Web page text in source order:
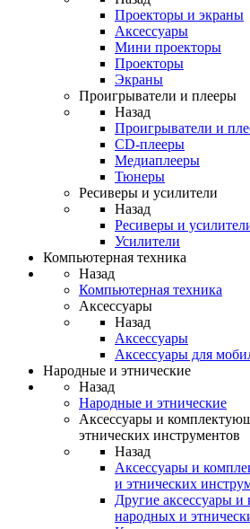
Проекторы и экраны
Аксессуары
Мини проекторы
Проекторы
Экраны
Проигрыватели и плееры
Назад
Проигрыватели и
CD-плееры
Медиаплееры
Тюнеры
Ресиверы и усилители
Назад
Ресиверы и
Усилители
Компьютерная техника
Назад
Компьютерная техника
Аксессуары
Назад
Аксессуары
Аксессуары для
Народные и этнические
Назад
Народные и этнические
Аксессуары и
этнических инструментов
Назад
Аксессуары и
и этнических
Другие аксессуары
народных и